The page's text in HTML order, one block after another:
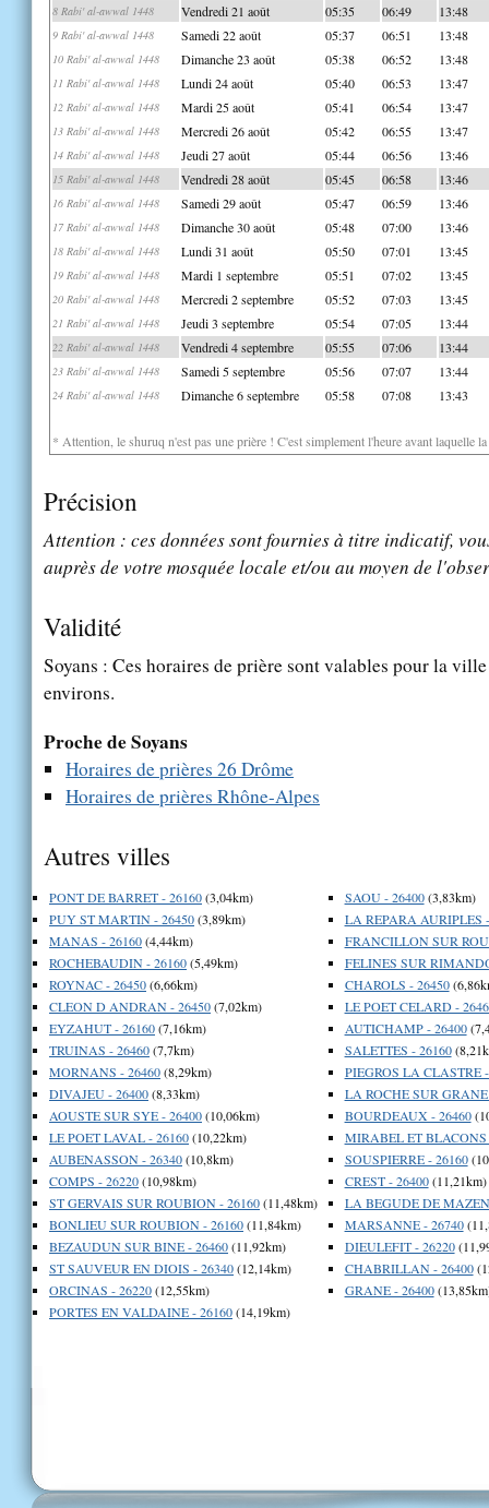
8 Rabi' al-awwal 1448 Vendredi 21 août 05:35 06:49 13:48
9 Rabi' al-awwal 1448 Samedi 22 août 05:37 06:51 13:48
10 Rabi' al-awwal 1448 Dimanche 23 août 05:38 06:52 13:48
11 Rabi' al-awwal 1448 Lundi 24 août 05:40 06:53 13:47
12 Rabi' al-awwal 1448 Mardi 25 août 05:41 06:54 13:47
13 Rabi' al-awwal 1448 Mercredi 26 août 05:42 06:55 13:47
14 Rabi' al-awwal 1448 Jeudi 27 août 05:44 06:56 13:46
15 Rabi' al-awwal 1448 Vendredi 28 août 05:45 06:58 13:46
16 Rabi' al-awwal 1448 Samedi 29 août 05:47 06:59 13:46
17 Rabi' al-awwal 1448 Dimanche 30 août 05:48 07:00 13:46
18 Rabi' al-awwal 1448 Lundi 31 août 05:50 07:01 13:45
19 Rabi' al-awwal 1448 Mardi 1 septembre 05:51 07:02 13:45
20 Rabi' al-awwal 1448 Mercredi 2 septembre 05:52 07:03 13:45
21 Rabi' al-awwal 1448 Jeudi 3 septembre 05:54 07:05 13:44
22 Rabi' al-awwal 1448 Vendredi 4 septembre 05:55 07:06 13:44
23 Rabi' al-awwal 1448 Samedi 5 septembre 05:56 07:07 13:44
24 Rabi' al-awwal 1448 Dimanche 6 septembre 05:58 07:08 13:43
* Attention, le shuruq n'est pas une prière ! C'est simplement l'heure avant laquelle
Précision
Attention : ces données sont fournies à titre indicatif,
auprès de votre mosquée locale et/ou au moyen de
Validité
Soyans : Ces horaires de prière sont valables pour la
environs.
Proche de Soyans
Horaires de prières 26 Drôme
Horaires de prières Rhône-Alpes
Autres villes
PONT DE BARRET - 26160(3,04km)
PUY ST MARTIN - 26450(3,89km)
MANAS - 26160(4,44km)
ROCHEBAUDIN - 26160(5,49km)
ROYNAC - 26450(6,66km)
CLEON D ANDRAN - 26450(7,02km)
EYZAHUT - 26160(7,16km)
TRUINAS - 26460(7,7km)
MORNANS - 26460(8,29km)
DIVAJEU - 26400(8,33km)
AOUSTE SUR SYE - 26400(10,06km)
LE POET LAVAL - 26160(10,22km)
AUBENASSON - 26340(10,8km)
COMPS - 26220(10,98km)
ST GERVAIS SUR ROUBION - 26160(11,48km)
BONLIEU SUR ROUBION - 26160(11,84km)
BEZAUDUN SUR BINE - 26460(11,92km)
ST SAUVEUR EN DIOIS - 26340(12,14km)
ORCINAS - 26220(12,55km)
PORTES EN VALDAINE - 26160(14,19km)
SAOU - 26400(3,83km)
LA REPARA AURIPLES
FRANCILLON SUR
FELINES SUR
CHAROLS - 26450
LE POET CELARD -
AUTICHAMP - 26400
SALETTES - 26160
PIEGROS LA CLASTRE
LA ROCHE SUR
BOURDEAUX - 26460
MIRABEL ET BLACONS
SOUSPIERRE - 26160
CREST - 26400(11,21km)
LA BEGUDE DE
MARSANNE - 26740
DIEULEFIT - 26220
CHABRILLAN - 26400
GRANE - 26400